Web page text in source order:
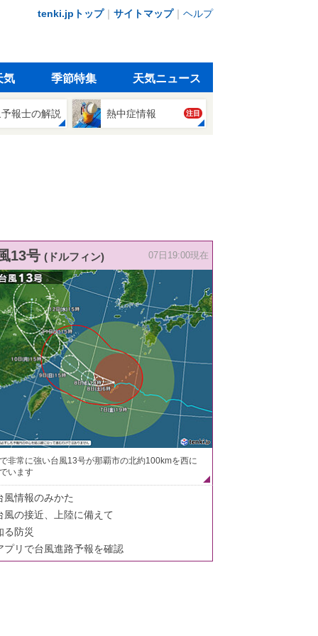
tenki.jpトップ｜ サイトマップ｜ ヘルプ
気 季節特集 天気ニュース
報士の解説 熱中症情報 注目
13号 (ドルフィン) 07日19:00現在
非常に強い台風13号が那覇市の北約100kmを西に
います
風情報のみかた
風の接近、上陸に備えて
る防災
プリで台風進路予報を確認